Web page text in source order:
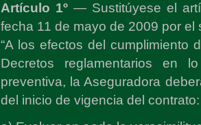
Artículo 1º — Sustitúyese el
fecha 11 de mayo de 2009 por el
“A los efectos del cumplimiento
Decretos reglamentarios en
preventiva, la Aseguradora
del inicio de vigencia del contrato: